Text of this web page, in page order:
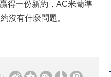
得一份新約，AC米蘭準
沒有什麼問題。